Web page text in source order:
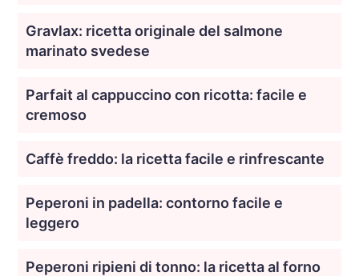
Gravlax: ricetta originale del salmone
marinato svedese
Parfait al cappuccino con ricotta: facile e
cremoso
Caffè freddo: la ricetta facile e rinfrescante
Peperoni in padella: contorno facile e
leggero
Peperoni ripieni di tonno: la ricetta al forno